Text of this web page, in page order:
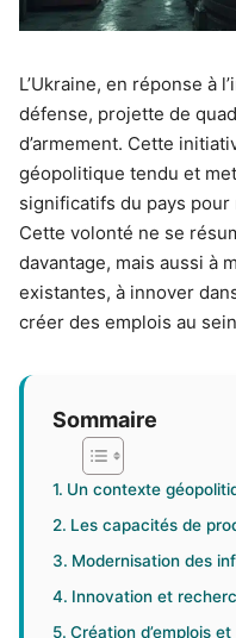
L’Ukraine, en réponse à
défense, projette de
d’armement. Cette
géopolitique tendu et
significatifs du pays
Cette volonté ne se
davantage, mais aussi à
existantes, à innover
créer des emplois au
Sommaire
Un contexte
Les capacités de
Modernisation des
Innovation et
Création d’emplois